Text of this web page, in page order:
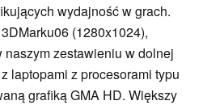
wydajność w grach.
(1280x1024),
naszym zestawieniu w dolnej
laptopami z procesorami typu
grafiką GMA HD. Większy